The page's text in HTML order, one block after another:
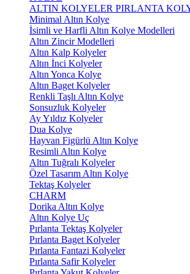
ALTIN KOLYELER PIRLANTA
Minimal Altın Kolye
İsimli ve Harfli Altın Kolye Modelleri
Altın Zincir Modelleri
Altın Kalp Kolyeler
Altın İnci Kolyeler
Altın Yonca Kolye
Altın Baget Kolyeler
Renkli Taşlı Altın Kolye
Sonsuzluk Kolyeler
Ay Yıldız Kolyeler
Dua Kolye
Hayvan Figürlü Altın Kolye
Resimli Altın Kolye
Altın Tuğralı Kolyeler
Özel Tasarım Altın Kolye
Tektaş Kolyeler
CHARM
Dorika Altın Kolye
Altın Kolye Uç
Pırlanta Tektaş Kolyeler
Pırlanta Baget Kolyeler
Pırlanta Fantazi Kolyeler
Pırlanta Safir Kolyeler